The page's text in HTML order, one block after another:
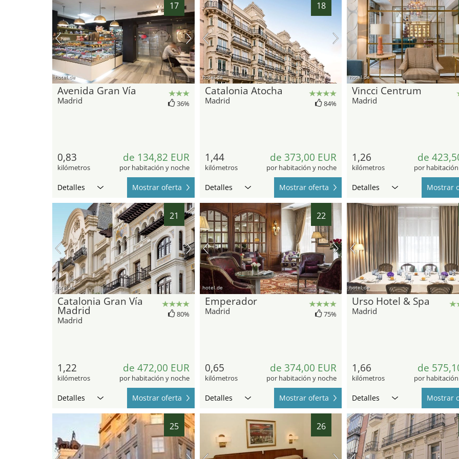
17
hotel.de
Avenida Gran Vía
Madrid 36%
0,83
kilómetros
de 134,82 EUR
por habitación y noche
Detalles Mostrar oferta
18
hotel.de
Catalonia Atocha
Madrid 84%
1,44
kilómetros
de 373,00 EUR
por habitación y noche
Detalles Mostrar oferta
hotel.de
Vincci Centrum
Madrid
1,26
kilómetros
de
por
Detalles Mostrar
21
hotel.de
Catalonia Gran Vía
Madrid
Madrid
80%
1,22
kilómetros
de 472,00 EUR
por habitación y noche
Detalles Mostrar oferta
22
hotel.de
Emperador
Madrid 75%
0,65
kilómetros
de 374,00 EUR
por habitación y noche
Detalles Mostrar oferta
hotel.de
Urso Hotel & Spa
Madrid
1,66
kilómetros
de
por
Detalles Mostrar
25 26